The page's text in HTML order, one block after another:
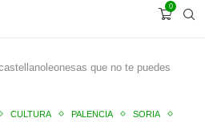
0
que no te puedes
CULTURA PALENCIA
SORIA